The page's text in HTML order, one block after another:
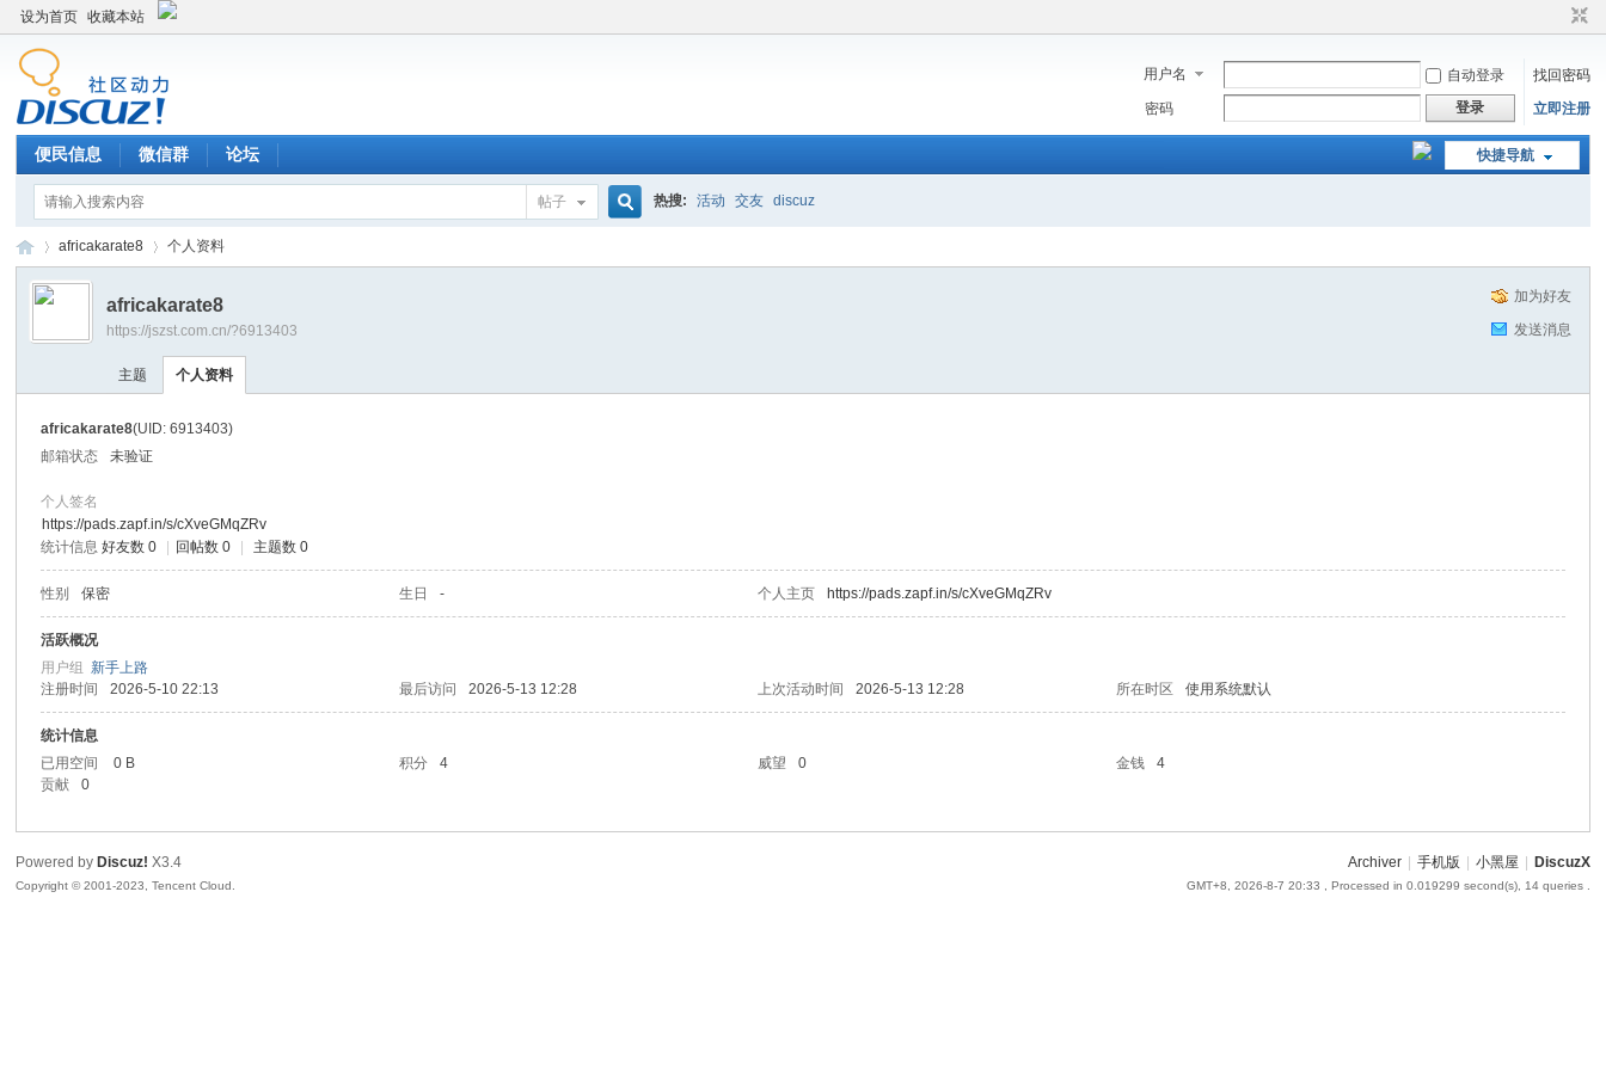
设为首页 收藏本站
用户名 自动登录
找回密码
密码
登录 立即注册
快捷导航
便民信息 微信群 论坛
帖子 热搜: 活动 交友 discuz
›
africakarate8 个人资料
加为好友
发送消息
africakarate8
https://jszst.com.cn/?6913403
主题 个人资料
africakarate8(UID: 6913403)
邮箱状态
未验证
个人签名
https://pads.zapf.in/s/cXveGMqZRv
统计信息 好友数 0 回帖数 0 主题数 0
性别 保密 生日 - 个人主页 https://pads.zapf.in/s/cXveGMqZRv
活跃概况
用户组新手上路
注册时间
2026-5-10 22:13 最后访问 2026-5-13 12:28 上次活动时间 2026-5-13 12:28 所在时区 使用系统默认
统计信息
已用空间
0 B 积分 4 威望 0 金钱
4
贡献
0
Archiver 手机版 小黑屋 DiscuzX
GMT+8, 2026-8-7 20:33 , Processed in 0.019299 second(s), 14 queries .
Powered by Discuz! X3.4
Copyright © 2001-2023, Tencent Cloud.